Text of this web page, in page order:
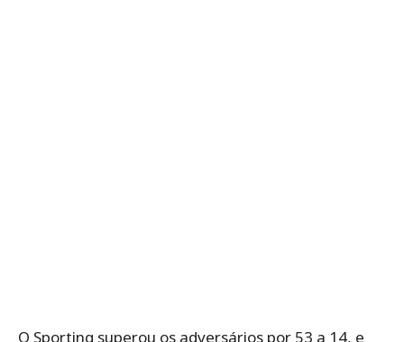
O Sporting superou os adversários por 53 a 14, e